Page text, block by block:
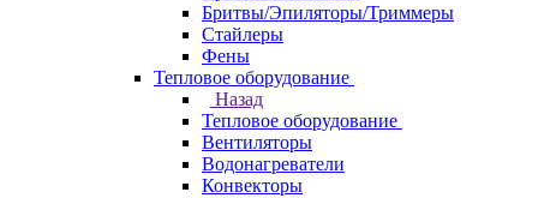
Бритвы/Эпиляторы/Триммеры
Стайлеры
Фены
Тепловое оборудование
Назад
Тепловое оборудование
Вентиляторы
Водонагреватели
Конвекторы